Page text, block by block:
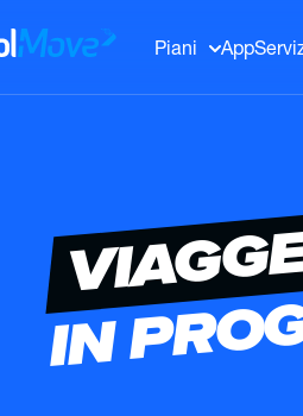
Piani App
IN